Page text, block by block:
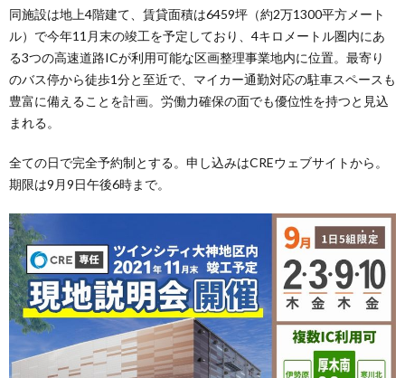
同施設は地上4階建て、賃貸面積は6459坪（約2万1300平方メート
ル）で今年11月末の竣工を予定しており、4キロメートル圏内にあ
る3つの高速道路ICが利用可能な区画整理事業地内に位置。最寄り
のバス停から徒歩1分と至近で、マイカー通勤対応の駐車スペースも
豊富に備えることを計画。労働力確保の面でも優位性を持つと見込
まれる。
全ての日で完全予約制とする。申し込みはCREウェブサイトから。
期限は9月9日午後6時まで。